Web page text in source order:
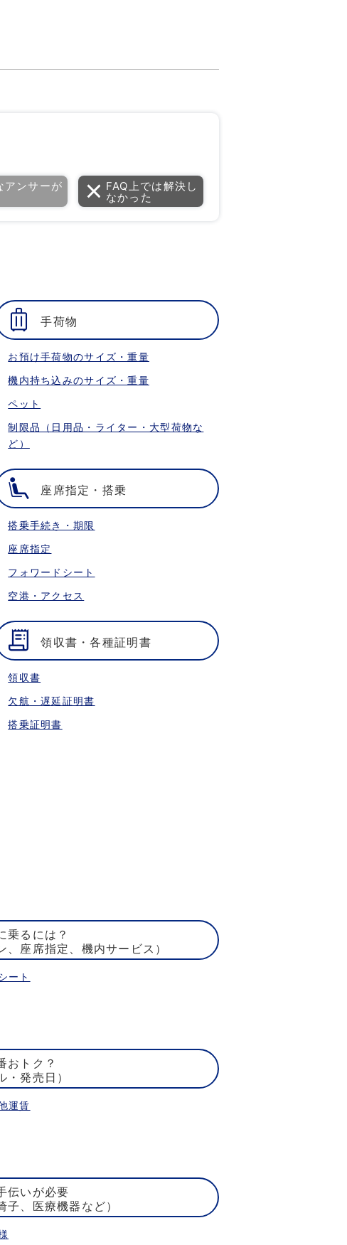
アンサーが
FAQ上では解決し
なかった
手荷物
お預け手荷物のサイズ・重量
機内持ち込みのサイズ・重量
ペット
制限品（日用品・ライター・大型荷物な
ど）
座席指定・搭乗
搭乗手続き・期限
座席指定
フォワードシート
空港・アクセス
領収書・各種証明書
領収書
欠航・遅延証明書
搭乗証明書
乗るには？
、座席指定、機内サービス）
ート
おトク？
・発売日）
運賃
伝いが必要
子、医療機器など）